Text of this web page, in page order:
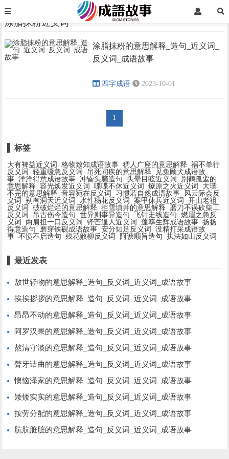
› ›
涂脂抹粉近义词
涂脂抹粉近义词
涂脂抹粉的意思解释_造句_近义词_
反义词_成语故事
四字成语 2023-10-01
1
标签
大有裨益近义词 格物致知成语故事 稠人广座的意思解释
祸不单行
反义词
轻重缓急反义词 吊死问疾的意思解释
见兔顾犬成语故
事 洋洋得意成语故事 冲昏头脑造句 头晕目眩近义词
别鹤孤鸾的
意思解释
容光焕发近义词 喋喋不休近义词 燎原之火近义词
大璞
不完的意思解释
音容宛在反义词 习惯若自然成语故事 风云际会反
义词
别有洞天近义词 水性杨花反义词 案甲休兵近义词
开山老祖
反义词
破破烂烂的意思解释 担雪填井的意思解释
磨刀不误砍柴工
反义词
吊古伤今造句 世异则事异造句 飞针走线造句
燃眉之急反
义词
两肩担一口反义词 锋芒逼人近义词 蓬筚生辉成语故事 扬扬
得意造句
磨穿铁砚成语故事 安分知足反义词
没精打采成语故
事 不愤不启造句 残花败柳反义词 阿谀顺旨造句 执法如山反义词
最近发表
敖世轻物的意思解释_造句_反义词_近义词_成语故事
挨挨拶拶的意思解释_造句_反义词_近义词_成语故事
昂昂不动的意思解释_造句_反义词_近义词_成语故事
阿罗汉果的意思解释_造句_反义词_近义词_成语故事
熬清守淡的意思解释_造句_反义词_近义词_成语故事
聱牙诘曲的意思解释_造句_反义词_近义词_成语故事
懊恼泽家的意思解释_造句_反义词_近义词_成语故事
矮矮实实的意思解释_造句_反义词_近义词_成语故事
按劳分配的意思解释_造句_反义词_近义词_成语故事
肮肮脏脏的意思解释_造句_反义词_近义词_成语故事